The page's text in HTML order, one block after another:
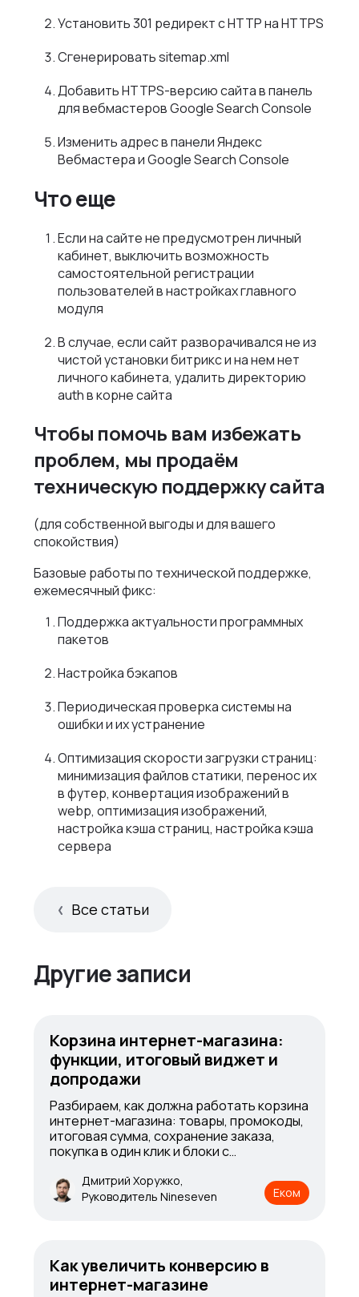
Установить 301 редирект с HTTP на HTTPS
Сгенерировать sitemap.xml
Добавить HTTPS-версию сайта в панель
для вебмастеров Google Search Console
Изменить адрес в панели Яндекс
Вебмастера и Google Search Console
Что еще
Если на сайте не предусмотрен личный
кабинет, выключить возможность
самостоятельной регистрации
пользователей в настройках главного
модуля
В случае, если сайт разворачивался не из
чистой установки битрикс и на нем нет
личного кабинета, удалить директорию
auth в корне сайта
Чтобы помочь вам избежать
проблем, мы продаём
техническую поддержку сайта
(для собственной выгоды и для вашего
спокойствия)
Базовые работы по технической поддержке,
ежемесячный фикс:
Поддержка актуальности программных
пакетов
Настройка бэкапов
Периодическая проверка системы на
ошибки и их устранение
Оптимизация скорости загрузки страниц:
минимизация файлов статики, перенос их
в футер, конвертация изображений в
webp, оптимизация изображений,
настройка кэша страниц, настройка кэша
сервера
Все статьи
Другие записи
Корзина интернет-магазина:
функции, итоговый виджет и
допродажи
Разбираем, как должна работать корзина
интернет-магазина: товары, промокоды,
итоговая сумма, сохранение заказа,
покупка в один клик и блоки с
Дмитрий Хоружко,
Руководитель Nineseven
Еком
Как увеличить конверсию в
интернет-магазине